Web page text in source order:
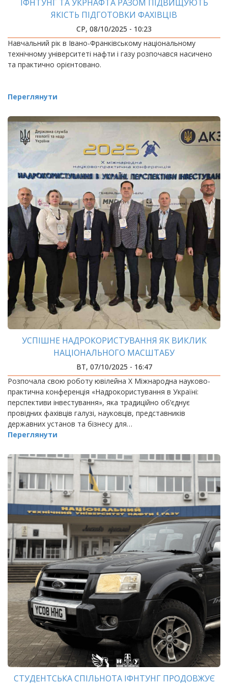
ІФНТУНГ ТА УКРНАФТА РАЗОМ ПІДВИЩУЮТЬ
ЯКІСТЬ ПІДГОТОВКИ ФАХІВЦІВ
СР, 08/10/2025 - 10:23
Навчальний рік в Івано-Франківському національному
технічному університеті нафти і газу розпочався насичено
та практично орієнтовано.
Переглянути
УСПІШНЕ НАДРОКОРИСТУВАННЯ ЯК ВИКЛИК
НАЦІОНАЛЬНОГО МАСШТАБУ
ВТ, 07/10/2025 - 16:47
Розпочала свою роботу ювілейна Х Міжнародна науково-
практична конференція «Надрокористування в Україні:
перспективи інвестування», яка традиційно об’єднує
провідних фахівців галузі, науковців, представників
державних установ та бізнесу для…
Переглянути
СТУДЕНТСЬКА СПІЛЬНОТА ІФНТУНГ ПРОДОВЖУЄ